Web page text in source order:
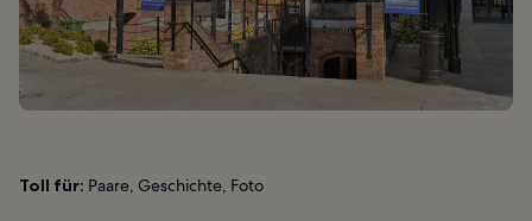
Toll für: Paare, Geschichte, Foto